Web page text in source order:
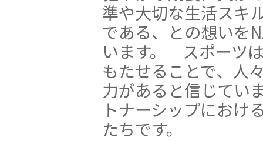
準や大切な生活スキ
である、との想いを
います。 スポーツ
もたせることで、人
力があると信じてい
トナーシップにおけ
たちです。